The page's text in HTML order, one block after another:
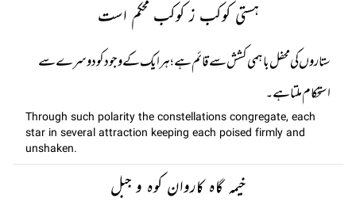
ہستی کوکب ز کوکب محکم است
ستاروں کی محفل باہمی کشش سے قائم ہے؛ ہر ایک کے وجود کو دوسرے سے
استحکام ملتا ہے۔
Through such polarity the constellations congregate, each
star in several attraction keeping each poised firmly and
unshaken.
خیمہ گاہ کاروان کوہ و جبل